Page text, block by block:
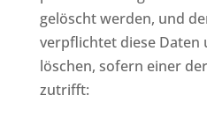
gelöscht werden, und
verpflichtet diese Daten
löschen, sofern einer
zutrifft: